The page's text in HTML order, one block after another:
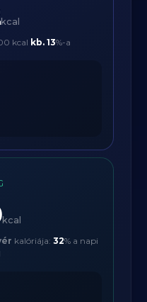
kcal
kcal kb. 13%-a
kcal
kalóriája: 32% a napi